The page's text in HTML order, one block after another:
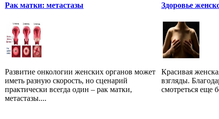
Рак матки: метастазы
Развитие онкологии женских органов может
иметь разную скорость, но сценарий
практически всегда один – рак матки,
метастазы....
Здоровье
Красивая
взгляды.
смотреться еще